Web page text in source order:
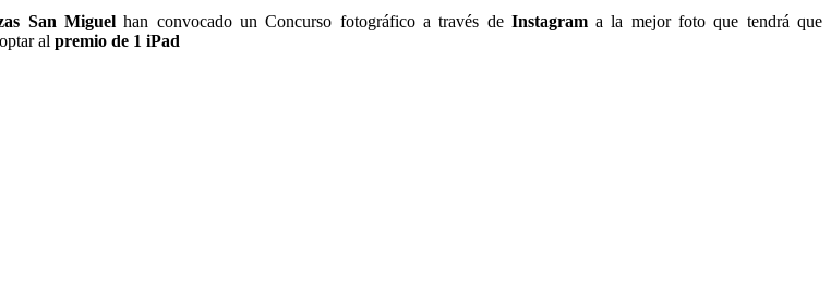
San Miguel han convocado un Concurso fotográfico a través de Instagrama la mejor foto que tendrá que
al premio de 1 iPad